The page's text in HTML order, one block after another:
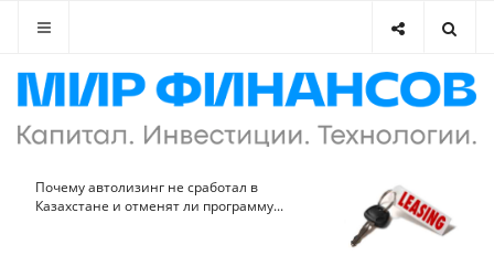
Почему автолизинг не сработал в
Казахстане и отменят ли программу...